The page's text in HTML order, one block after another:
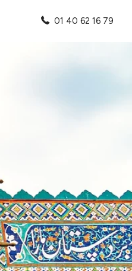
01 40 62 16 79